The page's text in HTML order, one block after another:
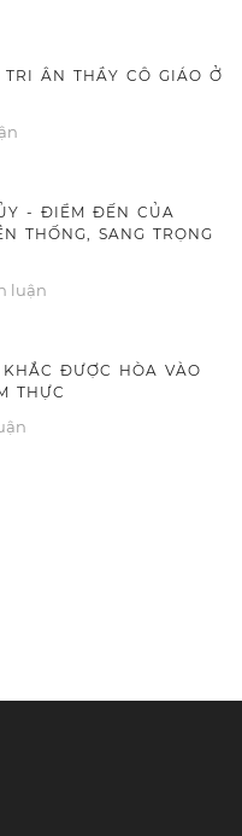
TRI ÂN THẦY CÔ GIÁO Ở
- ĐIỂM ĐẾN CỦA
THỐNG, SANG TRỌNG
luận
ĐƯỢC HÒA VÀO
THỰC